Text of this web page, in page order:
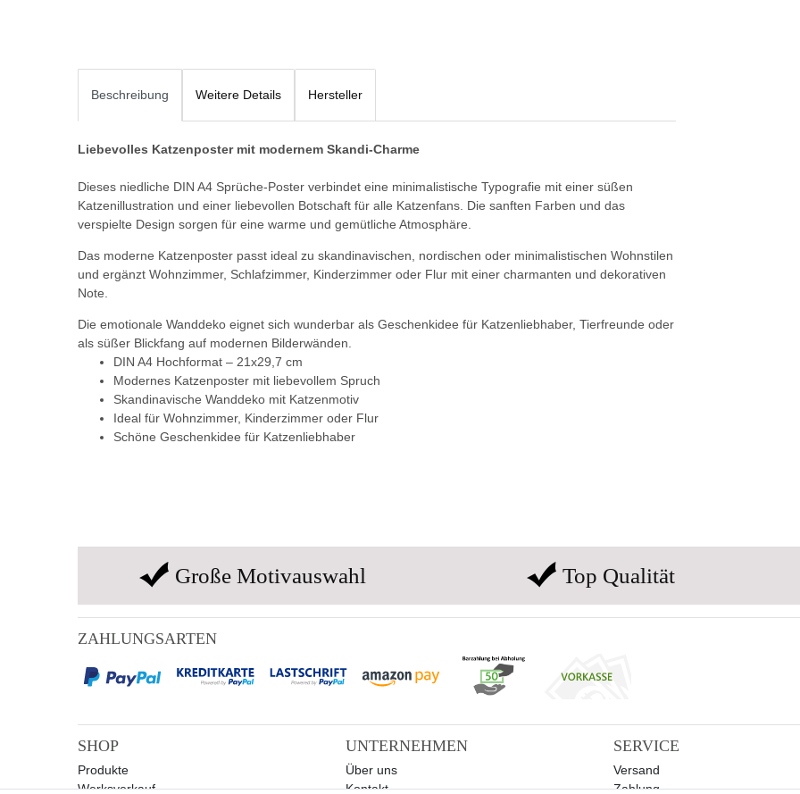
Beschreibung Weitere Details Hersteller
Liebevolles Katzenposter mit modernem Skandi-Charme
Dieses niedliche DIN A4 Sprüche-Poster verbindet eine minimalistische Typografie mit einer süßen
Katzenillustration und einer liebevollen Botschaft für alle Katzenfans. Die sanften Farben und das
verspielte Design sorgen für eine warme und gemütliche Atmosphäre.
Das moderne Katzenposter passt ideal zu skandinavischen, nordischen oder minimalistischen Wohnstilen
und ergänzt Wohnzimmer, Schlafzimmer, Kinderzimmer oder Flur mit einer charmanten und dekorativen
Note.
Die emotionale Wanddeko eignet sich wunderbar als Geschenkidee für Katzenliebhaber, Tierfreunde oder
als süßer Blickfang auf modernen Bilderwänden.
DIN A4 Hochformat – 21x29,7 cm
Modernes Katzenposter mit liebevollem Spruch
Skandinavische Wanddeko mit Katzenmotiv
Ideal für Wohnzimmer, Kinderzimmer oder Flur
Schöne Geschenkidee für Katzenliebhaber
Große Motivauswahl Top Qualität
ZAHLUNGSARTEN
SHOP
Produkte
Werksverkauf
UNTERNEHMEN
Über uns
Kontakt
SERVICE
Versand
Zahlung